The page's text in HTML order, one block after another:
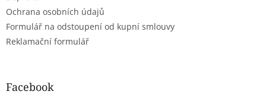
v
Ochrana osobních údajů
Formulář na odstoupení od kupní smlouvy
Reklamační formulář
Facebook